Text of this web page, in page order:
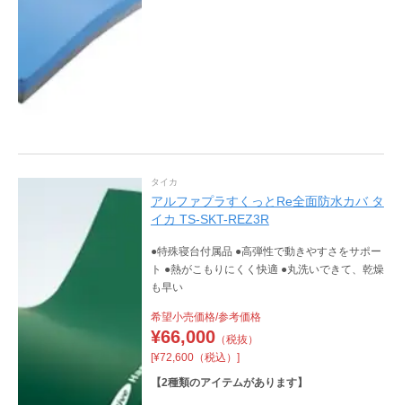
タイカ
アルファプラすくっとRe全面防水カバ タ
イカ TS-SKT-REZ3R
●特殊寝台付属品 ●高弾性で動きやすさをサポー
ト ●熱がこもりにくく快適 ●丸洗いできて、乾燥
も早い
希望小売価格/参考価格
¥66,000（税抜）
[¥72,600（税込）]
【2種類のアイテムがあります】